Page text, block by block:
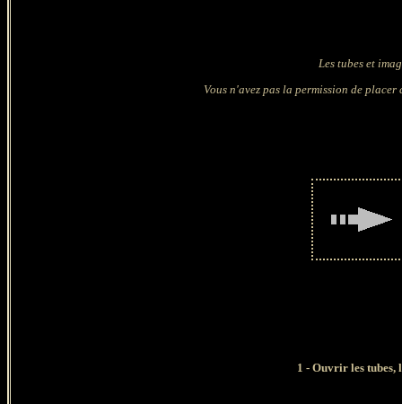
Les tubes et
Vous n'avez pas la permission de
1 - Ouvrir les tubes,